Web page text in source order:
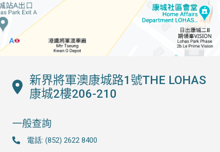
新界將軍澳康城路1號THE LOHAS
康城2樓206-210
一般查詢
電話: (852) 2622 8400